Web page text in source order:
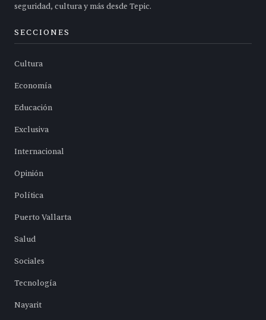
seguridad, cultura y más desde Tepic.
SECCIONES
Cultura
Economía
Educación
Exclusiva
Internacional
Opinión
Política
Puerto Vallarta
Salud
Sociales
Tecnología
Nayarit